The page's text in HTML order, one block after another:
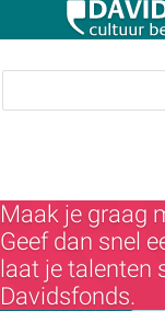
Maak je graag
Geef dan snel
laat je talenten
Davidsfonds.
Zoeken